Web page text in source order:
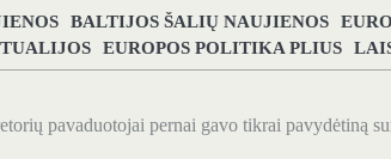
BALTIJOS ŠALIŲ NAUJIENOS
EUROPOS POLITIKA PLIUS
pavaduotojai pernai gavo tikrai pavydėtiną